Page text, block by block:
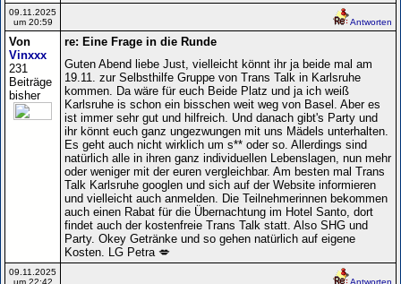
09.11.2025
um 20:59
Antworten
Von
Vinxxx
231
Beiträge
bisher
re: Eine Frage in die Runde
Guten Abend liebe Just, vielleicht könnt ihr ja beide mal am
19.11. zur Selbsthilfe Gruppe von Trans Talk in Karlsruhe
kommen. Da wäre für euch Beide Platz und ja ich weiß
Karlsruhe is schon ein bisschen weit weg von Basel. Aber es
ist immer sehr gut und hilfreich. Und danach gibt's Party und
ihr könnt euch ganz ungezwungen mit uns Mädels unterhalten.
Es geht auch nicht wirklich um s** oder so. Allerdings sind
natürlich alle in ihren ganz individuellen Lebenslagen, nun mehr
oder weniger mit der euren vergleichbar. Am besten mal Trans
Talk Karlsruhe googlen und sich auf der Website informieren
und vielleicht auch anmelden. Die Teilnehmerinnen bekommen
auch einen Rabat für die Übernachtung im Hotel Santo, dort
findet auch der kostenfreie Trans Talk statt. Also SHG und
Party. Okey Getränke und so gehen natürlich auf eigene
Kosten. LG Petra 💋
09.11.2025
um 22:42
Antworten